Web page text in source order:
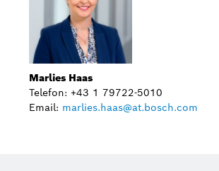
Marlies Haas
Telefon: +43 1 79722-5010
Email: marlies.haas@at.bosch.com